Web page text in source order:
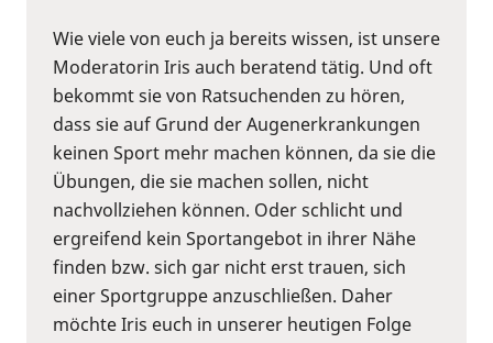
Wie viele von euch ja bereits wissen, ist unsere
Moderatorin Iris auch beratend tätig. Und oft
bekommt sie von Ratsuchenden zu hören,
dass sie auf Grund der Augenerkrankungen
keinen Sport mehr machen können, da sie die
Übungen, die sie machen sollen, nicht
nachvollziehen können. Oder schlicht und
ergreifend kein Sportangebot in ihrer Nähe
finden bzw. sich gar nicht erst trauen, sich
einer Sportgruppe anzuschließen. Daher
möchte Iris euch in unserer heutigen Folge